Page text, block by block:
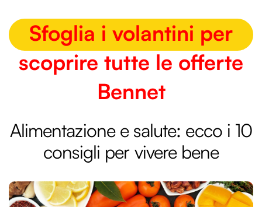
Sfoglia i volantini per
scoprire tutte le offerte
Bennet
Alimentazione e salute: ecco i 10
consigli per vivere bene